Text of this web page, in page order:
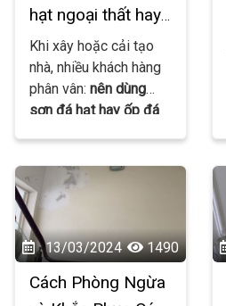
hạt ngoại thất hay
ốp đá thật? – Tư
vấn từ người trong
nghề
Khi xây hoặc cải tạo
nhà, nhiều khách hàng
phân vân: nên dùng
sơn đá hạt hay ốp đá
hai đều có vẻ ngoài
sang trọng, bền bỉ và
mang lại cảm giác “xịn
sò”, nhưng khác nhau
rõ rệt về chi phí, thi
công và độ bền.
13/03/2024 1490
Cách Phòng Ngừa